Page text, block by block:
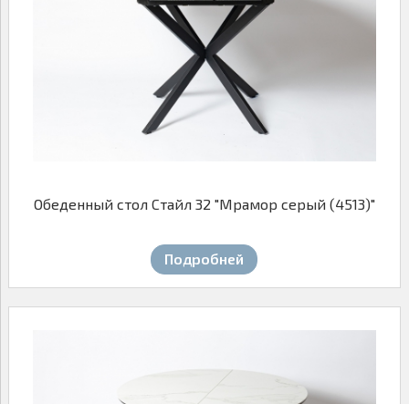
Обеденный стол Стайл 32 "Мрамор серый (4513)"
Подробней